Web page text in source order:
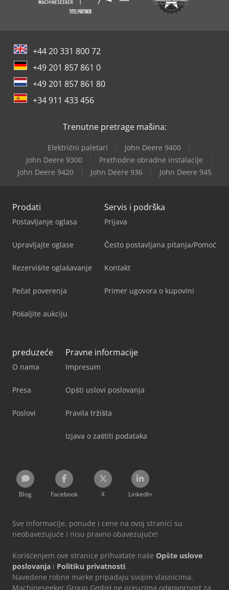
+44 20 331 800 72
+49 201 857 861 0
+49 201 857 861 80
+34 911 433 456
Trenutne pretrage mašina:
Električni paletari
John Deere 9400
John Deere 9300
Prethodne obradne instalacije
John Deere 9420
John Deere 936 John Deere 945
Prodati
Postavljanje oglasa
Upravljajte oglase
Rezervišite oglašavanje
Pečat poverenja
Pošaljite aukciju
Servis i podrška
Prijava
Često postavljana pitanja/Pomoć
Kontakt
Primer ugovora o kupovini
preduzeće
O nama
Presa
Poslovi
Pravne informacije
Impresum
Opšti uslovi poslovanja
Pravila tržišta
Izjava o zaštiti podataka
Blog Facebook X LinkedIn
Sve informacije, ponude i cene na ovoj stranici su
neobavezujuće i nisu pravno obavezujuće!
Korišćenjem ove stranice prihvatate naše Opšte uslove
poslovanja i Politiku privatnosti.
Navedene robne marke pripadaju svojim vlasnicima.
Machineseeker Group GmbH ne preuzima odgovornost za